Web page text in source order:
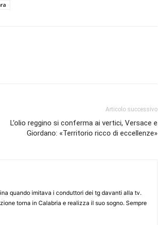
Articolo successivo
L’olio reggino si conferma ai vertici, Versace e
Giordano: «Territorio ricco di eccellenze»
quando imitava i conduttori dei tg davanti alla tv.
torna in Calabria e realizza il suo sogno. Sempre